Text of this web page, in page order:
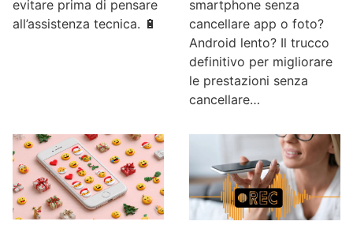
evitare prima di pensare
all’assistenza tecnica. 🔋
smartphone senza
cancellare app o foto?
Android lento? Il trucco
definitivo per migliorare
le prestazioni senza
cancellare…